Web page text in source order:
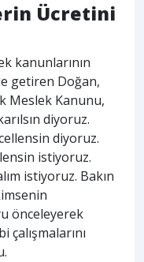
Ücretini
kanunlarının
getiren Doğan,
Meslek Kanunu,
diyoruz.
diyoruz.
istiyoruz.
istiyoruz. Bakın
önceleyerek